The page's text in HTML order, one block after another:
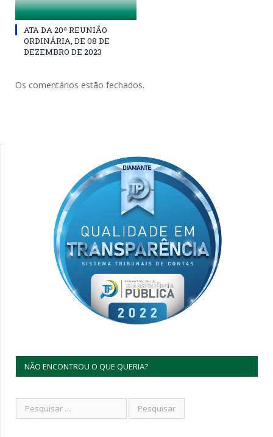
ATA DA 20ª REUNIÃO
ORDINÁRIA, DE 08 DE
DEZEMBRO DE 2023
Os comentários estão fechados.
NÃO ENCONTROU O QUE QUERIA?